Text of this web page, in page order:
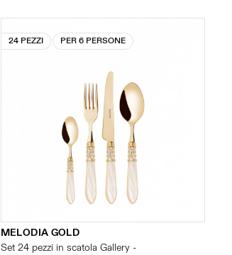
24 PEZZI PER 6 PERSONE
MELODIA GOLD
Set 24 pezzi in scatola Gallery -